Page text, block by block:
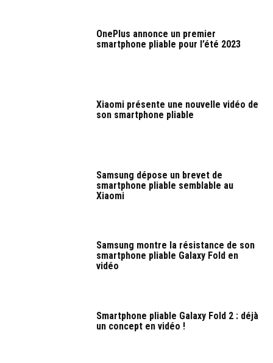
OnePlus annonce un premier
smartphone pliable pour l’été 2023
Xiaomi présente une nouvelle vidéo de
son smartphone pliable
Samsung dépose un brevet de
smartphone pliable semblable au
Xiaomi
Samsung montre la résistance de son
smartphone pliable Galaxy Fold en
vidéo
Smartphone pliable Galaxy Fold 2 : déjà
un concept en vidéo !